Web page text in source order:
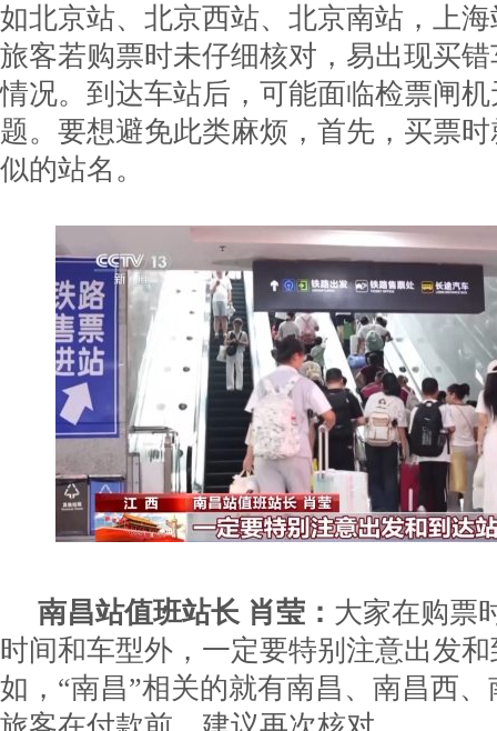
如北京站、北京西站、北京南站，上
旅客若购票时未仔细核对，易出现买
情况。到达车站后，可能面临检票闸
题。要想避免此类麻烦，首先，买票
似的站名。
南昌站值班站长 肖莹： 大家在购票
时间和车型外，一定要特别注意出发
如，“南昌”相关的就有南昌、南昌西